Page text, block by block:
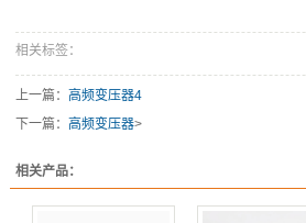
相关标签：
上一篇： 高频变压器4
下一篇： 高频变压器>
相关产品：